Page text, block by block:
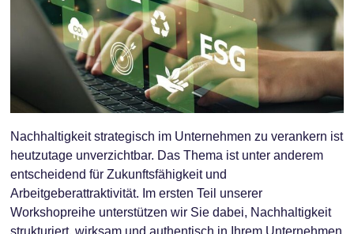
Nachhaltigkeit strategisch im Unternehmen zu verankern ist
heutzutage unverzichtbar. Das Thema ist unter anderem
entscheidend für Zukunftsfähigkeit und
Arbeitgeberattraktivität. Im ersten Teil unserer
Workshopreihe unterstützen wir Sie dabei, Nachhaltigkeit
strukturiert, wirksam und authentisch in Ihrem Unternehmen